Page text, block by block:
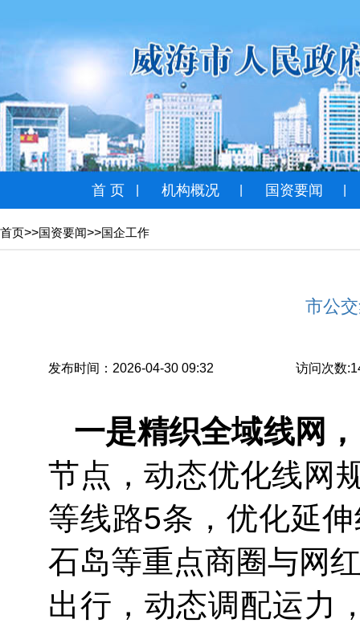
首 页 机构概况 国资要闻
首页>>国资要闻>>国企工作
市公
发布时间：2026-04-30 09:32 访问次数:
一是精织全域线网
节点，动态优化线网
等线路5条，优化延
石岛等重点商圈与网
出行，动态调配运力